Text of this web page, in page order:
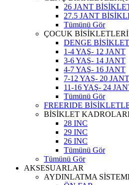
26 JANT
27.5 JANT
Tümünü Gör
ÇOCUK BİSİKLETLERİ
DENGE
1-4 YAŞ- 12 JANT
3-6 YAŞ- 14 JANT
4-7 YAŞ- 16 JANT
7-12 YAŞ- 20 JANT
11-16 YAŞ- 24
Tümünü Gör
FREERIDE
BİSİKLET
28 INC
29 INC
26 INC
Tümünü Gör
Tümünü Gör
AKSESUARLAR
AYDINLATMA